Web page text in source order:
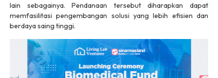
lain sebagainya. Pendanaan tersebut diharapkan dapat
memfasilitasi pengembangan solusi yang lebih efisien dan
berdaya saing tinggi.